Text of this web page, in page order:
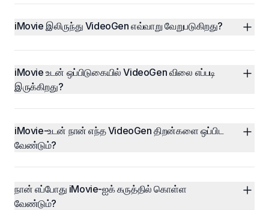
iMovie இலிருந்து VideoGen எவ்வாறு வேறுபடுகிறது?
iMovie உடன் ஒப்பிடுகையில் VideoGen விலை எப்படி
இருக்கிறது?
iMovie-உடன் நான் எந்த VideoGen திறன்களை ஒப்பிட
வேண்டும்?
நான் எப்போது iMovie-ஐக் கருத்தில் கொள்ள
வேண்டும்?